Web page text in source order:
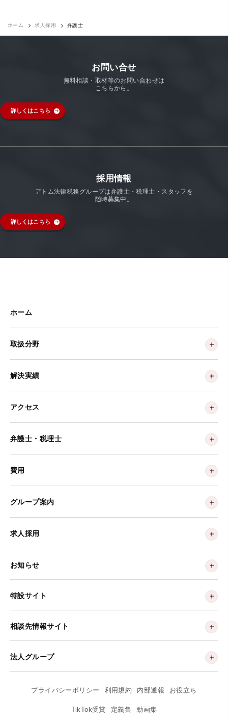
ホーム 求人採用 弁護士
お問い合せ
無料相談・取材等のお問い合わせは
こちらから。
詳しくはこちら
採用情報
アトム法律税務グループは弁護士・税理士・スタッフを
随時募集中。
詳しくはこちら
ホーム
取扱分野
解決実績
アクセス
弁護士・税理士
費用
グループ案内
求人採用
お知らせ
特設サイト
相談先情報サイト
法人グループ
プライバシーポリシー 利用規約 内部通報 お役立ち
TikTok受賞 定義集 動画集